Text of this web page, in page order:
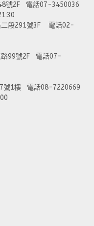
號2F   電話07-3450036
段291號3F    電話02-
99號2F   電話07-
號1樓   電話08-7220669